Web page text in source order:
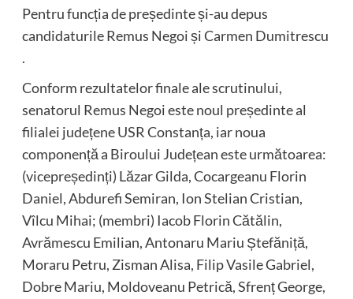
Pentru funcția de președinte și-au depus
candidaturile Remus Negoi și Carmen Dumitrescu
.
Conform rezultatelor finale ale scrutinului,
senatorul Remus Negoi este noul președinte al
filialei județene USR Constanța, iar noua
componență a Biroului Județean este următoarea:
(vicepreședinți) Lăzar Gilda, Cocargeanu Florin
Daniel, Abdurefi Semiran, Ion Stelian Cristian,
Vîlcu Mihai; (membri) Iacob Florin Cătălin,
Avrămescu Emilian, Antonaru Mariu Ștefăniță,
Moraru Petru, Zisman Alisa, Filip Vasile Gabriel,
Dobre Mariu, Moldoveanu Petrică, Sfrenț George,